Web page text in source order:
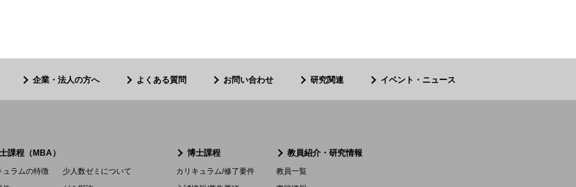
企業・法人の方へ よくある質問 お問い合わせ 研究関連 イベント・ニュース
課程（MBA）
ュラムの特徴 少人数ゼミについて
博士課程
カリキュラム/修了要件
教員紹介・研究情報
教員一覧